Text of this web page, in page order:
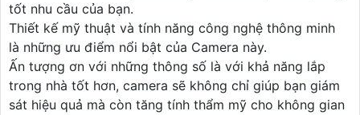
tốt nhu cầu của bạn.
Thiết kế mỹ thuật và tính năng công nghệ thông minh
là những ưu điểm nổi bật của Camera này.
Ấn tượng ơn với những thông số là với khả năng lắp
trong nhà tốt hơn, camera sẽ không chỉ giúp bạn giám
sát hiệu quả mà còn tăng tính thẩm mỹ cho không gian